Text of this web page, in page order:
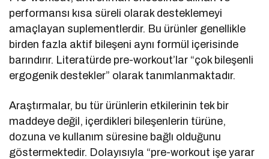
performansı kısa süreli olarak desteklemeyi
amaçlayan suplementlerdir. Bu ürünler genellikle
birden fazla aktif bileşeni aynı formül içerisinde
barındırır. Literatürde pre-workout’lar “çok bileşenli
ergogenik destekler” olarak tanımlanmaktadır.
Araştırmalar, bu tür ürünlerin etkilerinin tek bir
maddeye değil, içerdikleri bileşenlerin türüne,
dozuna ve kullanım süresine bağlı olduğunu
göstermektedir. Dolayısıyla “pre-workout işe yarar